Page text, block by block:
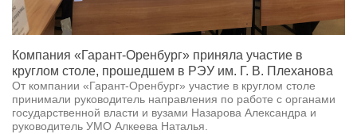
Компания «Гарант-Оренбург» приняла участие в
круглом столе, прошедшем в РЭУ им. Г. В. Плеханова
От компании «Гарант-Оренбург» участие в круглом столе
принимали руководитель направления по работе с органами
государственной власти и вузами Назарова Александра и
руководитель УМО Алкеева Наталья.